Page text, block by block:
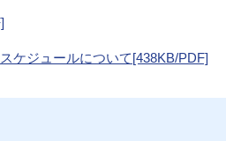
ケジュールについて[438KB/PDF]